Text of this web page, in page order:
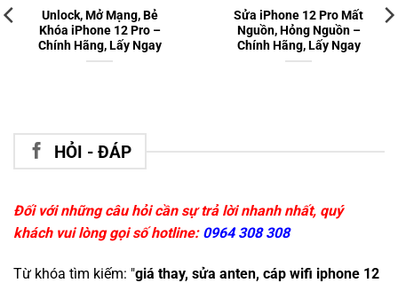
Unlock, Mở Mạng, Bẻ
Khóa iPhone 12 Pro –
Chính Hãng, Lấy Ngay
Sửa iPhone 12 Pro Mất
Nguồn, Hỏng Nguồn –
Chính Hãng, Lấy Ngay
HỎI - ĐÁP
Đối với những câu hỏi cần sự trả lời nhanh nhất, quý
khách vui lòng gọi số hotline: 0964 308 308
Từ khóa tìm kiếm: "giá thay, sửa anten, cáp wifi iphone 12